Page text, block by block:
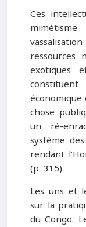
Ces
ressources
exotiques
chose
un ré-
système
rendant
(p. 315).
Les uns et
sur la
du Congo.